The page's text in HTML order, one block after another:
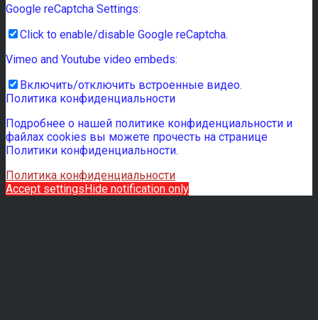
Google reCaptcha Settings:
Click to enable/disable Google reCaptcha.
Vimeo and Youtube video embeds:
Включить/отключить встроенные видео.
Политика конфиденциальности
Подробнее о нашей политике конфиденциальности и
файлах cookies вы можете прочесть на странице
Политики конфиденциальности.
Политика конфиденциальности
Accept settings Hide notification only